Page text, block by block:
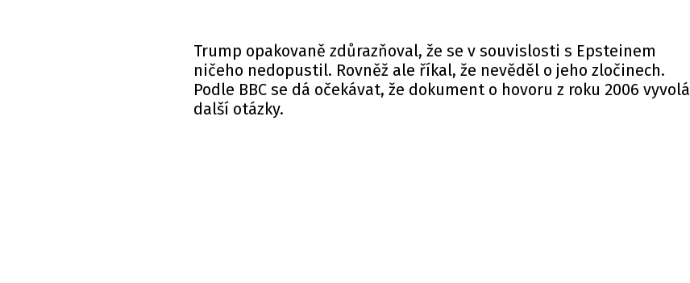
Trump opakovaně zdůrazňoval, že se v souvislosti s Epsteinem
ničeho nedopustil. Rovněž ale říkal, že nevěděl o jeho zločinech.
Podle BBC se dá očekávat, že dokument o hovoru z roku 2006 vyvolá
další otázky.